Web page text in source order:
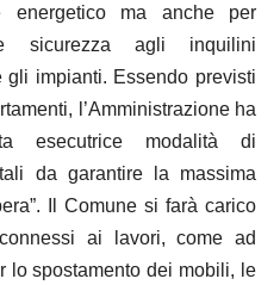
energetico ma anche per
sicurezza agli inquilini
gli impianti. Essendo previsti
l’Amministrazione ha
esecutrice modalità di
da garantire la massima
Il Comune si farà carico
ai lavori, come ad
lo spostamento dei mobili, le